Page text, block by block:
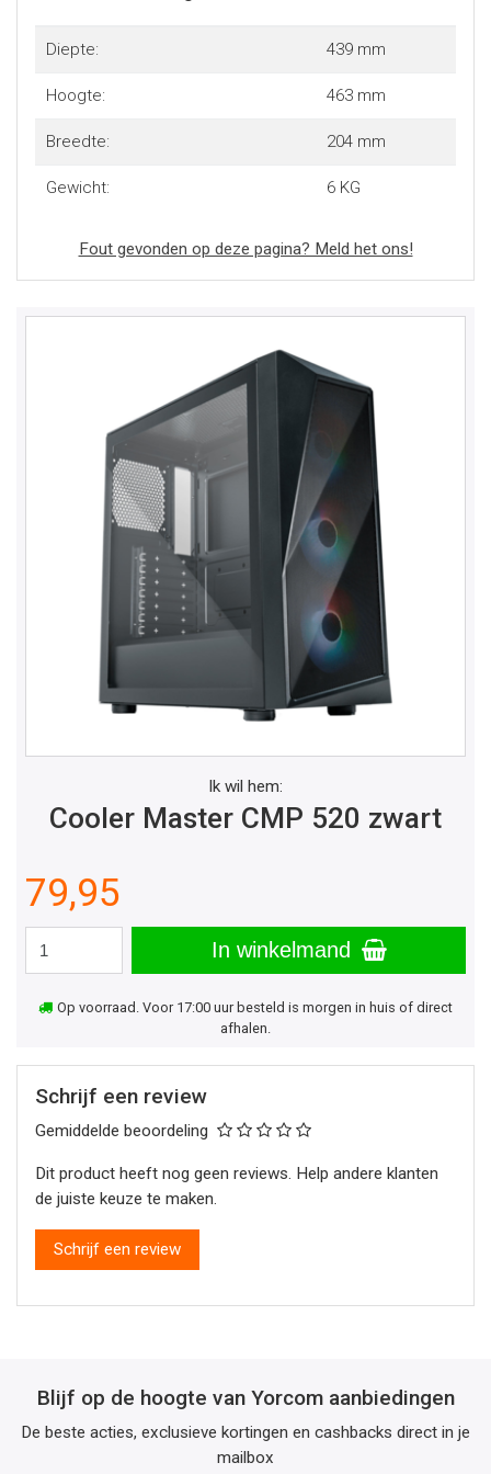
Diepte: 439 mm
Hoogte: 463 mm
Breedte: 204 mm
Gewicht: 6 KG
Fout gevonden op deze pagina? Meld het ons!
Ik wil hem:
Cooler Master CMP 520 zwart
79,95
In winkelmand
Op voorraad. Voor 17:00 uur besteld is morgen in huis of direct
afhalen.
Schrijf een review
Gemiddelde beoordeling
Dit product heeft nog geen reviews. Help andere klanten
de juiste keuze te maken.
Schrijf een review
Blijf op de hoogte van Yorcom aanbiedingen
De beste acties, exclusieve kortingen en cashbacks direct in je
mailbox